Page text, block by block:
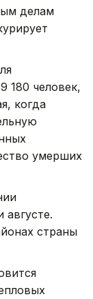
делам
180 человек,
когда
умерших
страны